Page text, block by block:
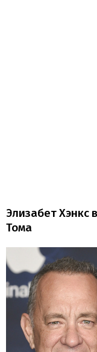
Элизабет Хэнкс
Тома